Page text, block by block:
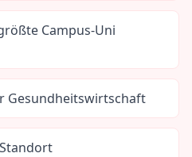
Campus-Uni
Gesundheitswirtschaft